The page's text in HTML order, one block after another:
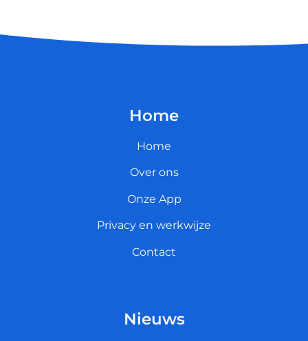
Home
Home
Over ons
Onze App
Privacy en werkwijze
Contact
Nieuws